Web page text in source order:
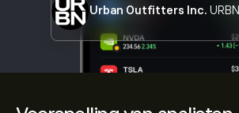
Urban Outfitters Inc. URBN